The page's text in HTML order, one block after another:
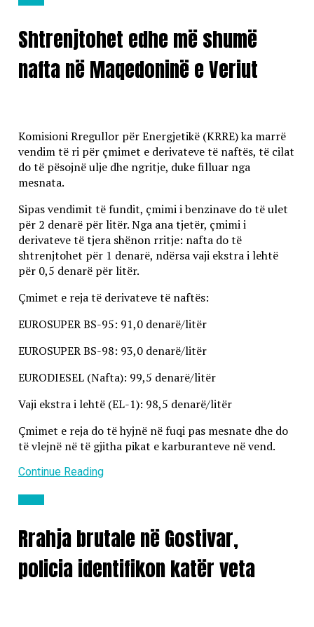
Shtrenjtohet edhe më shumë
nafta në Maqedoninë e Veriut
Komisioni Rregullor për Energjetikë (KRRE) ka marrë
vendim të ri për çmimet e derivateve të naftës, të cilat
do të pësojnë ulje dhe ngritje, duke filluar nga
mesnata.
Sipas vendimit të fundit, çmimi i benzinave do të ulet
për 2 denarë për litër. Nga ana tjetër, çmimi i
derivateve të tjera shënon rritje: nafta do të
shtrenjtohet për 1 denarë, ndërsa vaji ekstra i lehtë
për 0,5 denarë për litër.
Çmimet e reja të derivateve të naftës:
EUROSUPER BS-95: 91,0 denarë/litër
EUROSUPER BS-98: 93,0 denarë/litër
EURODIESEL (Nafta): 99,5 denarë/litër
Vaji ekstra i lehtë (EL-1): 98,5 denarë/litër
Çmimet e reja do të hyjnë në fuqi pas mesnate dhe do
të vlejnë në të gjitha pikat e karburanteve në vend.
Continue Reading
Rrahja brutale në Gostivar,
policia identifikon katër veta